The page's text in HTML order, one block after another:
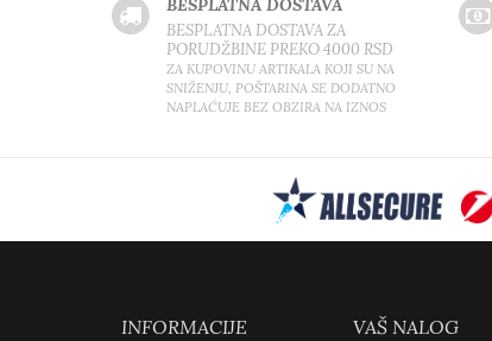
BESPLATNA DOSTAVA
BESPLATNA DOSTAVA ZA
PORUDŽBINE PREKO 4000 RSD
ZA KUPOVINU ARTIKALA KOJI SU NA
SNIŽENJU, POŠTARINA SE DODATNO
NAPLAĆUJE BEZ OBZIRA NA IZNOS
INFORMACIJE VAŠ NALOG